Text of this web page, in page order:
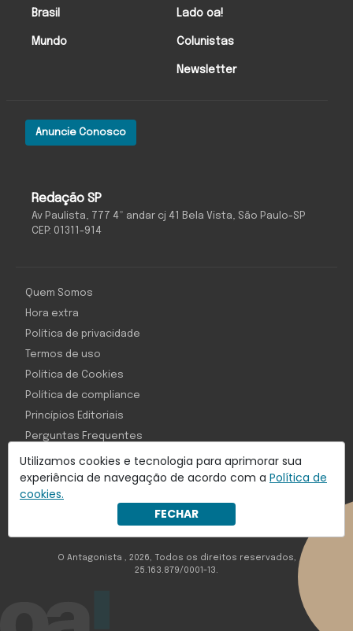
Utilizamos cookies e tecnologia para aprimorar sua
experiência de navegação de acordo com a Política de
cookies.
FECHAR
Redação SP
Av Paulista, 777 4º andar cj 41 Bela Vista, São Paulo-SP
CEP: 01311-914
Anuncie Conosco
Brasil
Mundo
Lado oa!
Colunistas
Newsletter
Com inteligência e tecnologia:
Object1ve - Marketing Solution
Quem Somos
Hora extra
Política de privacidade
Termos de uso
Política de Cookies
Política de compliance
Princípios Editoriais
Perguntas Frequentes
O Antagonista , 2026, Todos os direitos reservados,
25.163.879/0001-13.